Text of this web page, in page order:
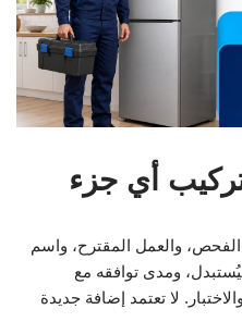
أي جزء
الفحص، والعمل المقترح، واسم
ومدى توافقه مع
لا تعتمد إضافة جديدة